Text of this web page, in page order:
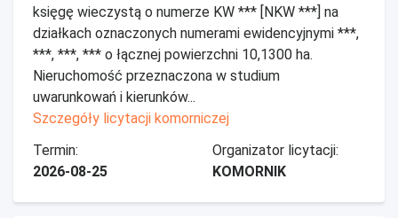
księgę wieczystą o numerze KW *** [NKW ***] na
działkach oznaczonych numerami ewidencyjnymi ***,
***, ***, *** o łącznej powierzchni 10,1300 ha.
Nieruchomość przeznaczona w studium
uwarunkowań i kierunków...
Szczegóły licytacji komorniczej
Termin:
2026-08-25
Organizator licytacji:
KOMORNIK